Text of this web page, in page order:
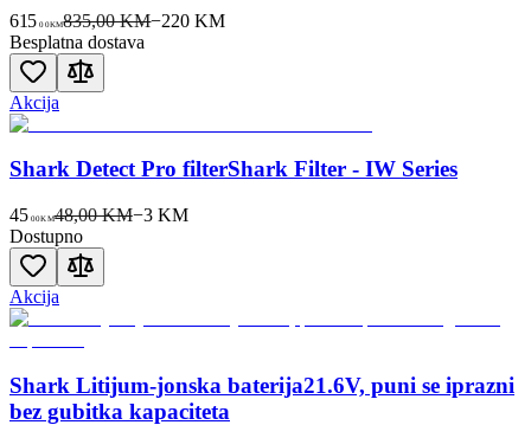
615 00KM835,00 KM−220 KM
Besplatna dostava
Akcija
Shark Detect Pro filterShark Filter - IW Series
45 00KM48,00 KM−3KM
Dostupno
Akcija
Shark Litijum-jonska baterija21.6V, puni se iprazni
bez gubitka kapaciteta